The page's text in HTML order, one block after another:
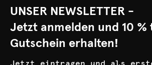
UNSER NEWSLETTER -
Jetzt anmelden und 10
Gutschein erhalten!